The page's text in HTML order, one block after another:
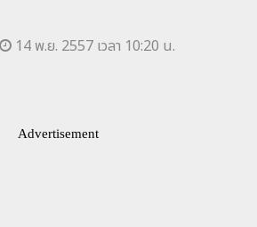
14 พ.ย. 2557 เวลา 10:20 น.
Advertisement